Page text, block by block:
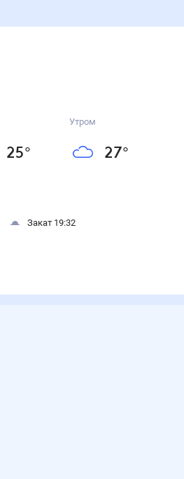
25°
Утром
27°
Закат 19:32